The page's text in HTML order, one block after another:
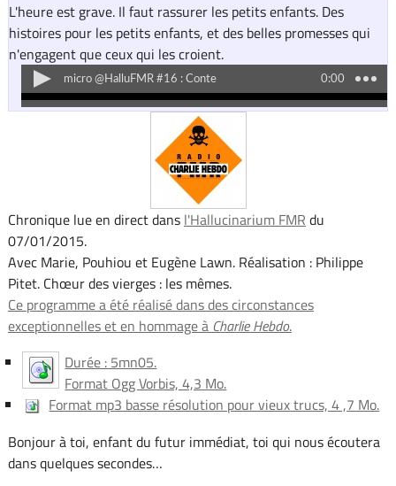
L'heure est grave. Il faut rassurer les petits enfants. Des
histoires pour les petits enfants, et des belles promesses qui
n'engagent que ceux qui les croient.
Chronique lue en direct dans l'Hallucinarium FMR du
07/01/2015.
Avec Marie, Pouhiou et Eugène Lawn. Réalisation : Philippe
Pitet. Chœur des vierges : les mêmes.
Ce programme a été réalisé dans des circonstances
exceptionnelles et en hommage à Charlie Hebdo.
Durée : 5mn05.
Format Ogg Vorbis, 4,3 Mo.
Format mp3 basse résolution pour vieux trucs, 4 ,7 Mo.
Bonjour à toi, enfant du futur immédiat, toi qui nous écoutera
dans quelques secondes…